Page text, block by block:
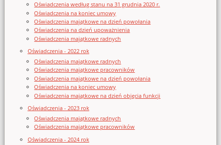
Oświadczenia według stanu na 31 grudnia 2020 r.
Oświadczenia na koniec umowy
Oświadczenia majątkowe na dzień powołania
Oświadczenia na dzień upoważnienia
Oświadczenia majątkowe radnych
Oświadczenia - 2022 rok
Oświadczenia majątkowe radnych
Oświadczenia majątkowe pracowników
Oświadczenia majątkowe na dzień powołania
Oświadczenia na koniec umowy
Oświadczenia majątkowe na dzień objęcia funkcji
Oświadczenia - 2023 rok
Oświadczenia majątkowe radnych
Oświadczenia majątkowe pracowników
Oświadczenia - 2024 rok